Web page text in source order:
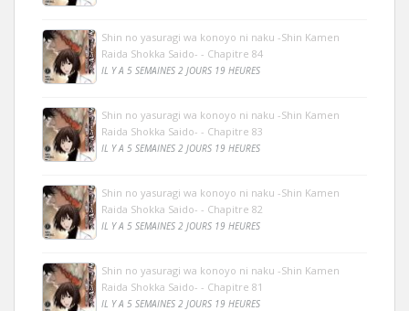
Shin no yasuragi wa konoyo ni naku -Shin Kamen
Raida Shokka Saido- - Chapitre 84
IL Y A 5 SEMAINES 2 JOURS 19 HEURES
Shin no yasuragi wa konoyo ni naku -Shin Kamen
Raida Shokka Saido- - Chapitre 83
IL Y A 5 SEMAINES 2 JOURS 19 HEURES
Shin no yasuragi wa konoyo ni naku -Shin Kamen
Raida Shokka Saido- - Chapitre 82
IL Y A 5 SEMAINES 2 JOURS 19 HEURES
Shin no yasuragi wa konoyo ni naku -Shin Kamen
Raida Shokka Saido- - Chapitre 81
IL Y A 5 SEMAINES 2 JOURS 19 HEURES